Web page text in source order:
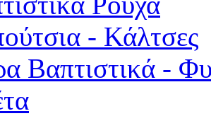
- Κάλτσες
Βαπτιστικά -